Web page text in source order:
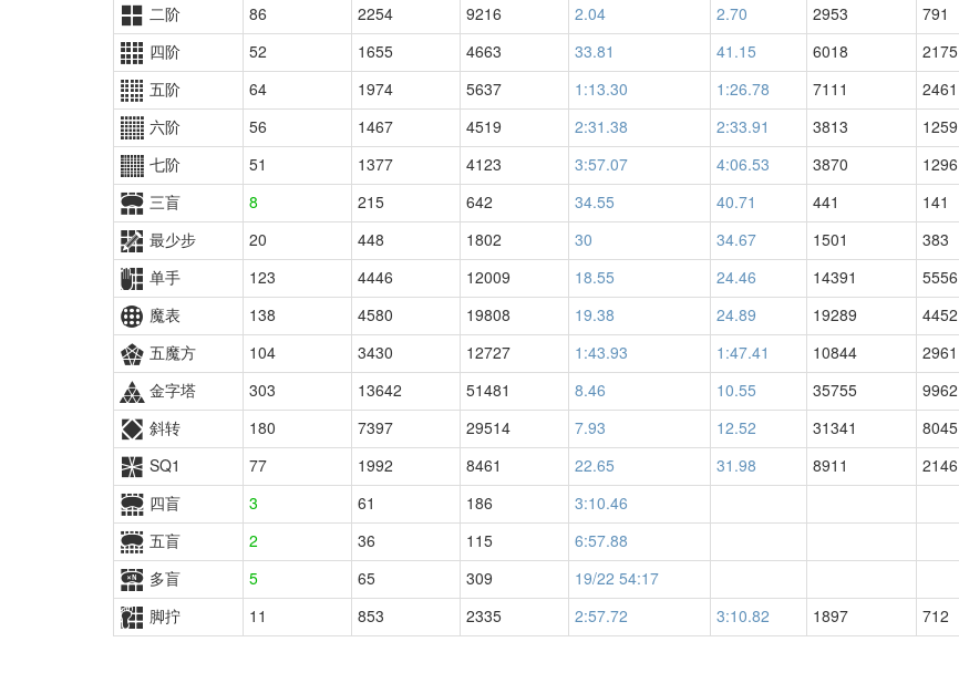
二阶
86 2254 9216 2.04 2.70 2953 791
四阶
52 1655 4663 33.81 41.15 6018 2175
五阶
64 1974 5637 1:13.30 1:26.78 7111 2461
六阶
56 1467 4519 2:31.38 2:33.91 3813 1259
七阶
51 1377 4123 3:57.07 4:06.53 3870 1296
三盲
8 215 642 34.55 40.71 441 141
最少步
20 448 1802 30 34.67 1501 383
单手
123 4446 12009 18.55 24.46 14391 5556
魔表
138 4580 19808 19.38 24.89 19289 4452
五魔方
104 3430 12727 1:43.93 1:47.41 10844 2961
金字塔
303 13642 51481 8.46 10.55 35755 9962
斜转
180 7397 29514 7.93 12.52 31341 8045
SQ1
77 1992 8461 22.65 31.98 8911 2146
四盲
3 61 186 3:10.46
五盲
2 36 115 6:57.88
多盲
5 65 309 19/22 54:17
脚拧
11 853 2335 2:57.72 3:10.82 1897 712